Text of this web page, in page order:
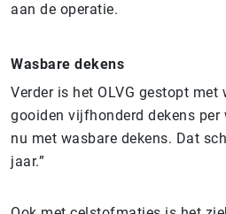
aan de operatie.
Wasbare dekens
Verder is het OLVG gestopt met
gooiden vijfhonderd dekens per
nu met wasbare dekens. Dat
jaar.”